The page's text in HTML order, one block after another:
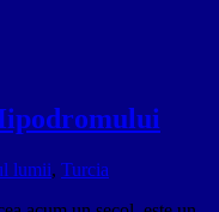
lumii, Turcia